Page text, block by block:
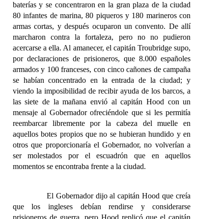
baterías y se concentraron en la gran plaza de la ciudad
80 infantes de marina, 80 piqueros y 180 marineros con
armas cortas, y después ocuparon un convento. De allí
marcharon contra la fortaleza, pero no no pudieron
acercarse a ella. Al amanecer, el capitán Troubridge supo,
por declaraciones de prisioneros, que 8.000 españoles
armados y 100 franceses, con cinco cañones de campaña
se habían concentrado en la entrada de la ciudad; y
viendo la imposibilidad de recibir ayuda de los barcos, a
las siete de la mañana envió al capitán Hood con un
mensaje al Gobernador ofreciéndole que si les permitía
reembarcar libremente por la cabeza del muelle en
aquellos botes propios que no se hubieran hundido y en
otros que proporcionaría el Gobernador, no volverían a
ser molestados por el escuadrón que en aquellos
momentos se encontraba frente a la ciudad.
El Gobernador dijo al capitán Hood que creía
que los ingleses debían rendirse y considerarse
prisioneros de guerra, pero Hood replicó que el capitán